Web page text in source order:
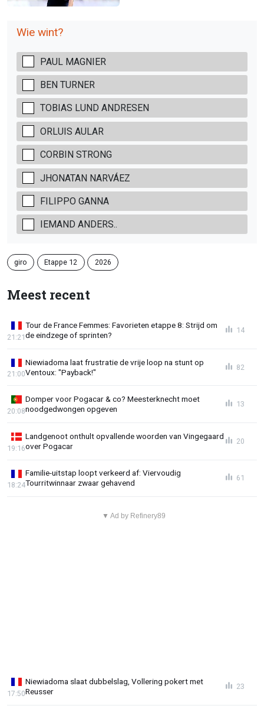
Wie wint?
PAUL MAGNIER
BEN TURNER
TOBIAS LUND ANDRESEN
ORLUIS AULAR
CORBIN STRONG
JHONATAN NARVÁEZ
FILIPPO GANNA
IEMAND ANDERS..
giro Etappe 12 2026
Meest recent
Tour de France Femmes: Favorieten etappe 8: Strijd om
de eindzege of sprinten?
21:21
14
Niewiadoma laat frustratie de vrije loop na stunt op
Ventoux: "Payback!"
21:00
82
Domper voor Pogacar & co? Meesterknecht moet
noodgedwongen opgeven
20:08
13
Landgenoot onthult opvallende woorden van Vingegaard
over Pogacar
19:16
20
Familie-uitstap loopt verkeerd af: Viervoudig
Tourritwinnaar zwaar gehavend
18:24
61
▼ Ad by Refinery89
Niewiadoma slaat dubbelslag, Vollering pokert met
Reusser
17:50
23